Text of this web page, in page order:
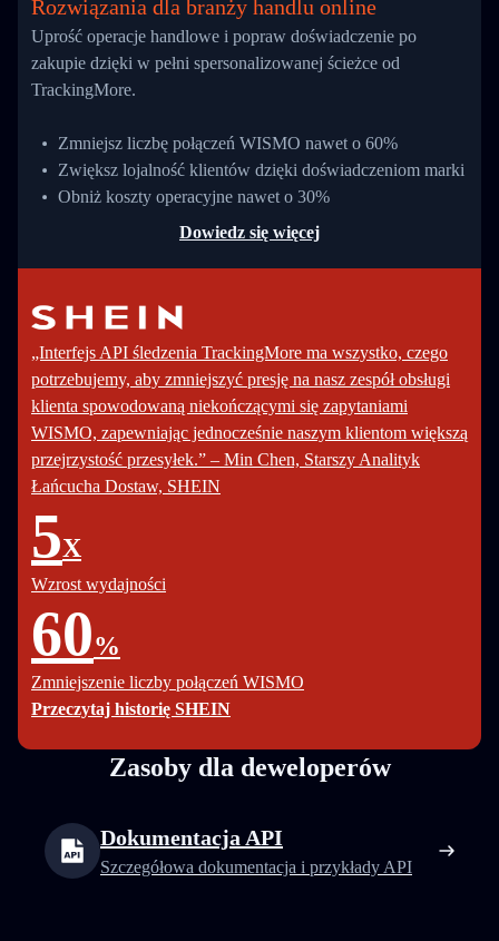
Rozwiązania dla branży handlu online
Uprość operacje handlowe i popraw doświadczenie po
zakupie dzięki w pełni spersonalizowanej ścieżce od
TrackingMore.
Zmniejsz liczbę połączeń WISMO nawet o 60%
Zwiększ lojalność klientów dzięki doświadczeniom marki
Obniż koszty operacyjne nawet o 30%
Dowiedz się więcej
„Interfejs API śledzenia TrackingMore ma wszystko, czego
potrzebujemy, aby zmniejszyć presję na nasz zespół obsługi
klienta spowodowaną niekończącymi się zapytaniami
WISMO, zapewniając jednocześnie naszym klientom większą
przejrzystość przesyłek.” – Min Chen, Starszy Analityk
Łańcucha Dostaw, SHEIN
5X
Wzrost wydajności
60%
Zmniejszenie liczby połączeń WISMO
Przeczytaj historię SHEIN
Zasoby dla deweloperów
Dokumentacja API
Szczegółowa dokumentacja i przykłady API